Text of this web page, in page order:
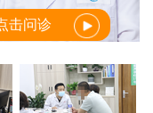
击问诊